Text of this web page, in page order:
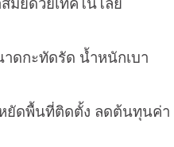
ดกะทัดรัด น้ำหนักเบา
ยัดพื้นที่ติดตั้ง ลดต้นทุนค่า